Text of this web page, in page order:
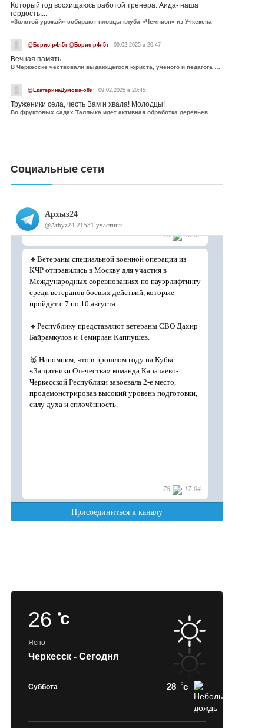
Который год восхищаюсь работой тренера. Аида- наша
гордость....
«Золотой урожай» собирают пловцы клуба «Чемпион» из Учкекена
@Борис-р4л5т @Борис-р4л5т 09.02.2025 в 20:47
Вечная память
@ЕкатеринаДумова-о8и 09.02.2025 в 20:45
Труженики села, честь Вам и хвала! Молодцы!
Во фруктовых садах Таллыка идет активная обработка деревьев
Социальные сети
26c
Ясно
Черкесск - Сегодня
Суббота 28 c